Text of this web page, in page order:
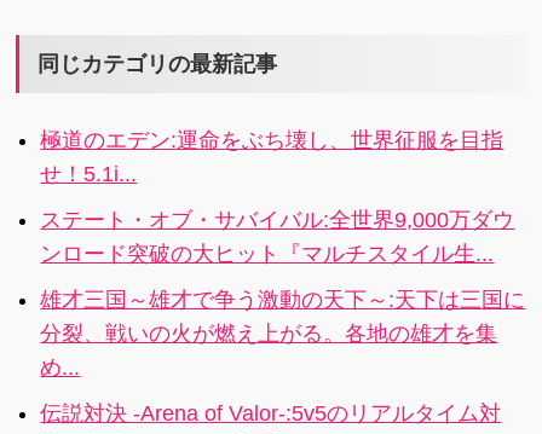
遂に幕を開け
RPG「ドラゴ
ンスラッシ
ュ」！4
同じカテゴリの最新記事
極道のエデン:運命をぶち壊し、世界征服を目指
せ！5.1i...
ステート・オブ・サバイバル:全世界9,000万ダウ
ンロード突破の大ヒット『マルチスタイル生...
雄才三国～雄才で争う激動の天下～:天下は三国に
分裂、戦いの火が燃え上がる。各地の雄才を集
め...
伝説対決 -Arena of Valor-:5v5のリアルタイム対